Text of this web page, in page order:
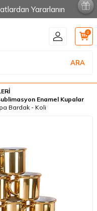
Yararlanın
ARA
0
Enamel Kupalar
Bardak - Koli